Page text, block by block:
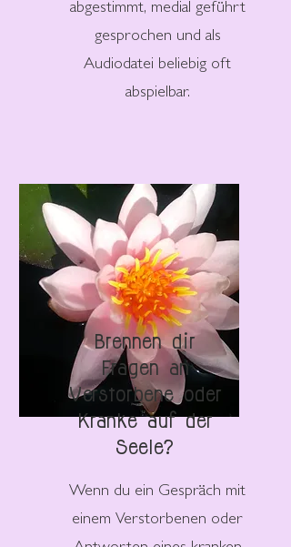
abgestimmt, medial geführt
gesprochen und als
Audiodatei beliebig oft
abspielbar.
Brennen dir
Fragen an
Verstorbene oder
Kranke auf der
Seele?
Wenn du ein Gespräch mit
einem Verstorbenen oder